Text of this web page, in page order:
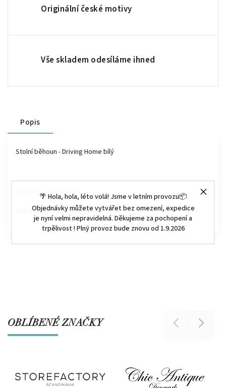
🌴 Hola, hola, léto volá! Jsme v letním provozu📦
Objednávky můžete vytvářet bez omezení, expedice
je nyní velmi nepravidelná. Děkujeme za pochopení a
trpělivost ! Plný provoz bude znovu od 1.9.2026
Originální české motivy
Vše skladem odesíláme ihned
Popis
Stolní běhoun - Driving Home bílý
Rozměry : 120x35 cm.
Doporučujeme čistit pouze ručně.
OBLÍBENÉ ZNAČKY Previous Next